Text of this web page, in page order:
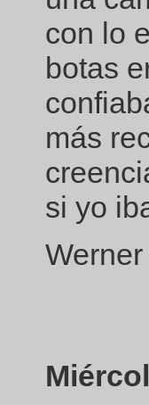
con lo
botas
más
si yo